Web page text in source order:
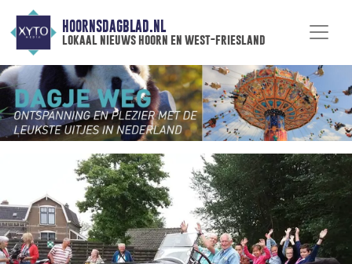
HOORNSDAGBLAD.NL
lokaal nieuws hoorn en west-friesland